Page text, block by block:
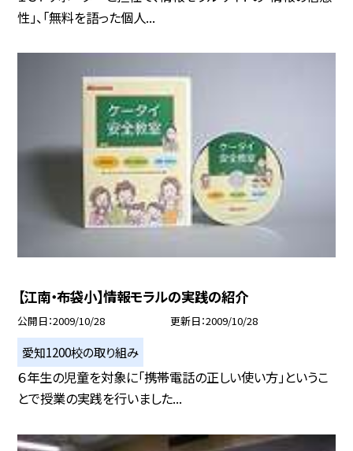
性」、「無料を語った個人...
【江南・布袋小】情報モラルの実践の紹介
公開日 2009/10/28 更新日 2009/10/28
愛知1200校の取り組み
６年生の児童を対象に「携帯電話の正しい使い方」というこ
とで授業の実践を行いました...